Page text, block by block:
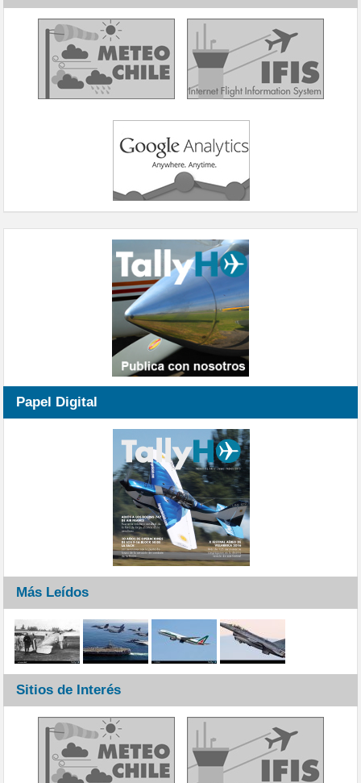
Papel Digital
Más Leídos
Sitios de Interés